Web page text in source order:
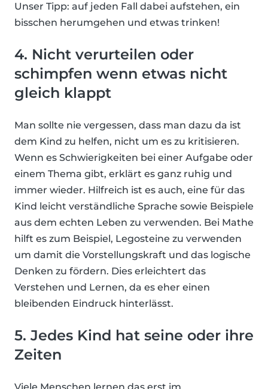
Unser Tipp: auf jeden Fall dabei aufstehen, ein
bisschen herumgehen und etwas trinken!
4. Nicht verurteilen oder
schimpfen wenn etwas nicht
gleich klappt
Man sollte nie vergessen, dass man dazu da ist
dem Kind zu helfen, nicht um es zu kritisieren.
Wenn es Schwierigkeiten bei einer Aufgabe oder
einem Thema gibt, erklärt es ganz ruhig und
immer wieder. Hilfreich ist es auch, eine für das
Kind leicht verständliche Sprache sowie Beispiele
aus dem echten Leben zu verwenden. Bei Mathe
hilft es zum Beispiel, Legosteine zu verwenden
um damit die Vorstellungskraft und das logische
Denken zu fördern. Dies erleichtert das
Verstehen und Lernen, da es eher einen
bleibenden Eindruck hinterlässt.
5. Jedes Kind hat seine oder ihre
Zeiten